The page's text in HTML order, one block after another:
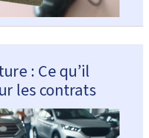
: Ce qu’il
les contrats